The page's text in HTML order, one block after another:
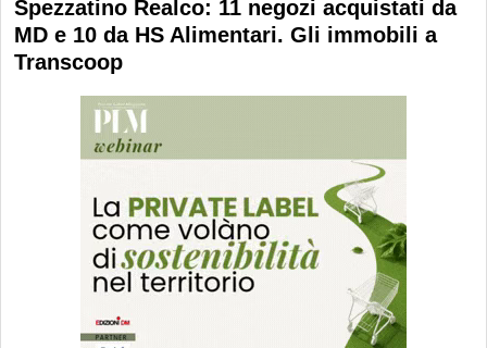
Spezzatino Realco: 11 negozi acquistati da
MD e 10 da HS Alimentari. Gli immobili a
Transcoop